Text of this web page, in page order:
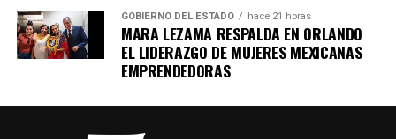
GOBIERNO DEL ESTADO hace 21 horas
MARA LEZAMA RESPALDA EN ORLANDO
EL LIDERAZGO DE MUJERES MEXICANAS
EMPRENDEDORAS